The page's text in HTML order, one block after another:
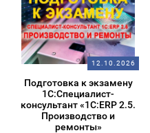
12.10.2026
Подготовка к экзамену
1С:Специалист-
консультант «1С:ERP 2.5.
Производство и
ремонты»